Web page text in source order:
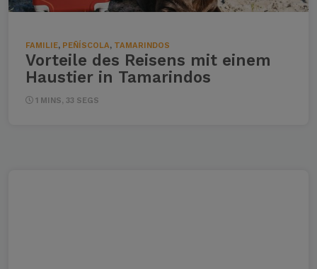
FAMILIE, PEÑÍSCOLA, TAMARINDOS
Vorteile des Reisens mit einem
Haustier in Tamarindos
1 MINS, 33 SEGS